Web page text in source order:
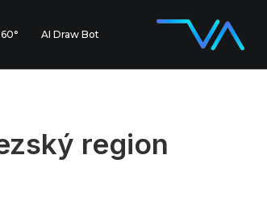
AI Draw Bot
region